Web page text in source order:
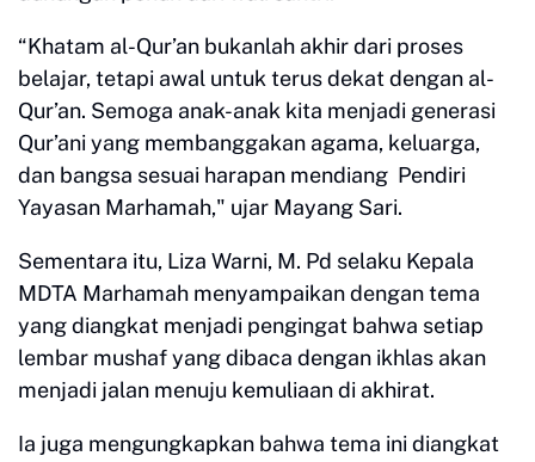
“Khatam al-Qur’an bukanlah akhir dari proses
belajar, tetapi awal untuk terus dekat dengan al-
Qur’an. Semoga anak-anak kita menjadi generasi
Qur’ani yang membanggakan agama, keluarga,
dan bangsa sesuai harapan mendiang Pendiri
Yayasan Marhamah," ujar Mayang Sari.
Sementara itu, Liza Warni, M. Pd selaku Kepala
MDTA Marhamah menyampaikan dengan tema
yang diangkat menjadi pengingat bahwa setiap
lembar mushaf yang dibaca dengan ikhlas akan
menjadi jalan menuju kemuliaan di akhirat.
Ia juga mengungkapkan bahwa tema ini diangkat